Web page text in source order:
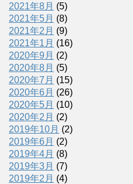
2021年8月 (5)
2021年5月 (8)
2021年2月 (9)
2021年1月 (16)
2020年9月 (2)
2020年8月 (5)
2020年7月 (15)
2020年6月 (26)
2020年5月 (10)
2020年2月 (2)
2019年10月 (2)
2019年6月 (2)
2019年4月 (8)
2019年3月 (7)
2019年2月 (4)